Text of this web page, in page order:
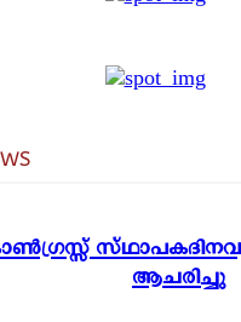
സ്ഥാപകദിനവും
ആചരിച്ചു